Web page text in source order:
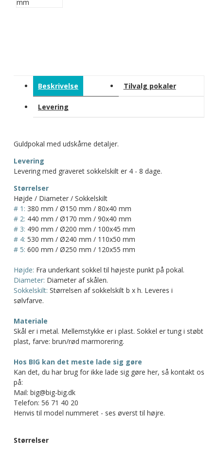
Beskrivelse Tilvalg pokaler
Levering
Guldpokal med udskårne detaljer.
Levering
Levering med graveret sokkelskilt er 4 - 8 dage.
Størrelser
Højde / Diameter / Sokkelskilt
# 1: 380 mm / Ø150 mm / 80x40 mm
# 2: 440 mm / Ø170 mm / 90x40 mm
# 3: 490 mm / Ø200 mm / 100x45 mm
# 4: 530 mm / Ø240 mm / 110x50 mm
# 5: 600 mm / Ø250 mm / 120x55 mm
Højde: Fra underkant sokkel til højeste punkt på pokal.
Diameter: Diameter af skålen.
Sokkelskilt: Størrelsen af sokkelskilt b x h. Leveres i
sølvfarve.
Materiale
Skål er i metal. Mellemstykke er i plast. Sokkel er tung i støbt
plast, farve: brun/rød marmorering.
Hos BIG kan det meste lade sig gøre
Kan det, du har brug for ikke lade sig gøre her, så kontakt os
på:
Mail: big@big-big.dk
Telefon: 56 71 40 20
Henvis til model nummeret - ses øverst til højre.
Størrelser